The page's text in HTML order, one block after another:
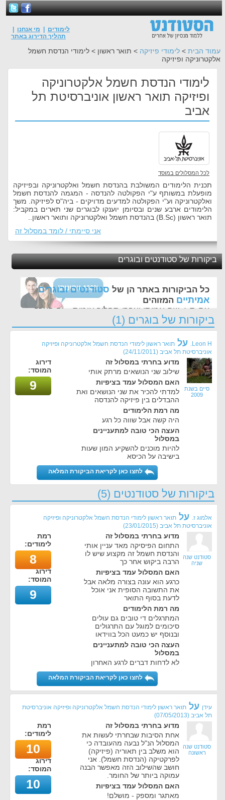
לימודים מי אנחנו
תהליך הדירוג באתר
עמוד הבית > לימודי פיזיקה > תואר ראשון > לימודי הנדסת חשמל
אלקטרוניקה ופיזיקה
לימודי הנדסת חשמל אלקטרוניקה
ופיזיקה תואר ראשון אוניברסיטת תל
אביב
לכל המסלולים במוסד
תכנית הלימודים המשולבת בהנדסת חשמל ואלקטרוניקה ובפיזיקה
מופעלת במשותף ע"י הפקולטה להנדסה - המגמה להנדסת חשמל
ואלקטרוניקה וע"י הפקולטה למדעים מדויקים - ביה"ס לפיזיקה. משך
הלימודים ארבע שנים ובסיומן יוענקו לבוגרים שני תארים במקביל:
תואר ראשון (B.Sc) בהנדסת חשמל ואלקטרוניקה ותואר ראשון..
אני סיימתי / לומד במסלול זה
ביקורות של סטודנטים ובוגרים
כל הביקורות באתר הן של סטודנטים ובוגרים
אמיתיים המזוהים
עם ת.ז, שם אמיתי ועברו תהליך אימות - זה הערך
החשוב לנו ביותר באתר
ביקורות של בוגרים (1)
Leon H. על תואר ראשון לימודי הנדסת חשמל אלקטרוניקה ופיזיקה
אוניברסיטת תל אביב (24/11/2011)
סיים בשנת
2009
מדוע בחרתי במסלול זה
שילוב שני הנושאים מרתק אותי
האם המסלול עמד בציפיות
למדתי להכיר את שני הנושאים ואת
ההבדלים בין פיזיקה להנדסה
מה רמת הלימודים
היה קשה אבל שווה כל רגע
העצה הכי טובה למתעניינים
במסלול
להיות מוכנים להשקיע המון שעות
בישיבה על הכיסא
דירוג
המוסד:
9
לחצו כאן לקריאת הביקורת המלאה
ביקורות של סטודנטים (5)
אלמוג ז. על תואר ראשון לימודי הנדסת חשמל אלקטרוניקה ופיזיקה
אוניברסיטת תל אביב (
23/01/2015
)
סטודנט שנה
שניה
מדוע בחרתי במסלול זה
התחום הפיסיקה מאד עניין אותי
והנדסת חשמל זה מקצוע שיש לו
הרבה ביקוש אחר כך
האם המסלול עמד בציפיות
כרגע הוא עונה בצורה מלאה אבל
את התשובה הסופית אני אוכל
לדעת בסוף התואר
מה רמת הלימודים
המתרגלים די טובים גם עולים
סיכומים למוגל עם התרגולים
ובנוסף יש כמעט הכל בווידאו
העצה הכי טובה למתעניינים
במסלול
לא לדחות דברים לרגע האחרון
רמת
לימודים:
8
דירוג
המוסד:
9
לחצו כאן לקריאת הביקורת המלאה
עידן על תואר ראשון לימודי הנדסת חשמל אלקטרוניקה ופיזיקה אוניברסיטת
תל אביב (
07/05/2013
)
סטודנט שנה
ראשונה
מדוע בחרתי במסלול זה
אחת הסיבות שבחרתי לעשות את
המסלול הנ"ל נבעה מהעובדה כי
הוא משלב בין תאוריה (פיזיקה)
לפרקטיקה (הנדסת חשמל). אני
חושב שהשילוב הזה מאפשר הבנה
עמוקה ביותר של החומר.
האם המסלול עמד בציפיות
מאתגר ומספק - מושלם!
רמת
לימודים:
10
דירוג
המוסד:
10